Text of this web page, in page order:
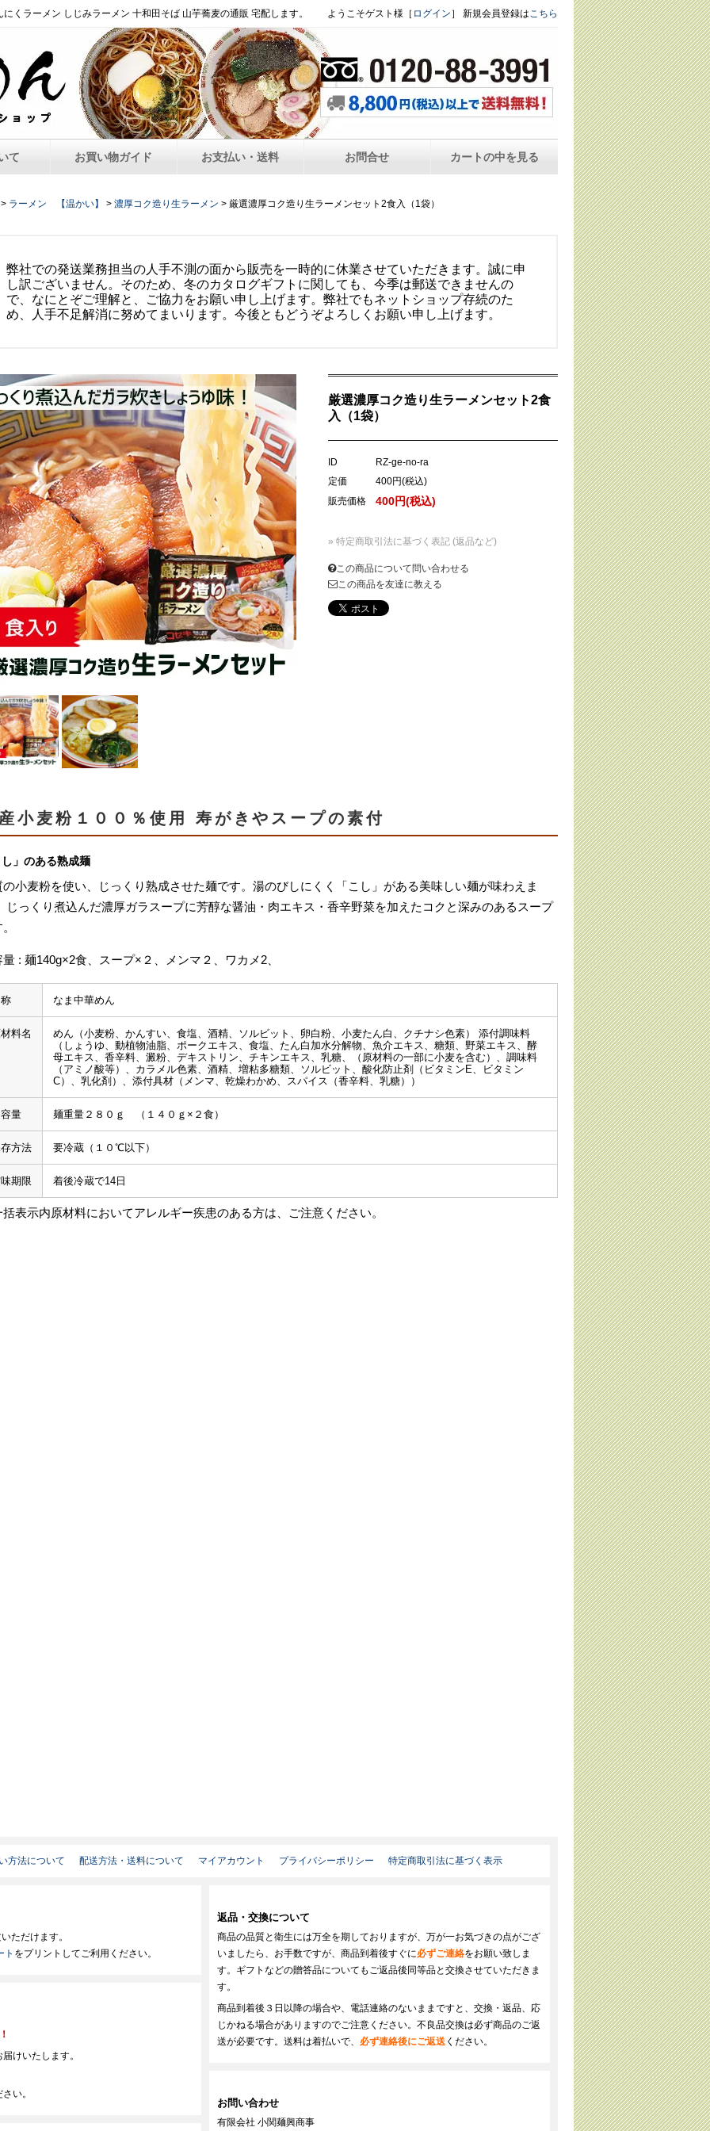
くラーメン しじみラーメン 十和田そば 山芋蕎麦の通販 宅配します。 ようこそゲスト様［ ログイン ］ 新規会員登録はこちら
て お買い物ガイド お支払い・送料 お問合せ カートの中を見る
ラーメン 【温かい】 > 濃厚コク造り生ラーメン > 厳選濃厚コク造り生ラーメンセット2食入（1袋）
弊社での発送業務担当の人手不測の面から販売を一時的に休業させていただきます。誠に申
し訳ございません。そのため、冬のカタログギフトに関しても、今季は郵送できませんの
で、なにとぞご理解と、ご協力をお願い申し上げます。弊社でもネットショップ存続のた
め、人手不足解消に努めてまいります。今後ともどうぞよろしくお願い申し上げます。
厳選濃厚コク造り生ラーメンセット2食
入（1袋）
ID
RZ-ge-no-ra
定価
400円(税込)
販売価格
400円(税込)
» 特定商取引法に基づく表記 (返品など)
この商品について問い合わせる
この商品を友達に教える
小麦粉１００％使用 寿がきやスープの素付
」のある熟成麺
の小麦粉を使い、じっくり熟成させた麺です。湯のびしにくく「こし」がある美味しい麺が味わえま
じっくり煮込んだ濃厚ガラスープに芳醇な醤油・肉エキス・香辛野菜を加えたコクと深みのあるスープ
量 : 麺140g×2食、スープ×２、メンマ２、ワカメ2、
なま中華めん
料名
めん（小麦粉、かんすい、食塩、酒精、ソルビット、卵白粉、小麦たん白、クチナシ色素） 添付調味料
（しょうゆ、動植物油脂、ポークエキス、食塩、たん白加水分解物、魚介エキス、糖類、野菜エキス、酵
母エキス、香辛料、澱粉、デキストリン、チキンエキス、乳糖、（原材料の一部に小麦を含む）、調味料
（アミノ酸等）、カラメル色素、酒精、増粘多糖類、ソルビット、酸化防止剤（ビタミンE、ビタミン
C）、乳化剤）、添付具材（メンマ、乾燥わかめ、スパイス（香辛料、乳糖））
量 麺重量２８０ｇ （１４０ｇ×２食）
方法 要冷蔵（１０℃以下）
期限 着後冷蔵で14日
表示内原材料においてアレルギー疾患のある方は、ご注意ください。
方法について 配送方法・送料について マイアカウント プライバシーポリシー 特定商取引法に基づく表示
ただけます。
ト をプリントしてご利用ください。
けいたします。
い。
返品・交換について
商品の品質と衛生には万全を期しておりますが、万が一お気づきの点がござ
いましたら、お手数ですが、商品到着後すぐに必ずご連絡をお願い致しま
す。ギフトなどの贈答品についてもご返品後同等品と交換させていただきま
す。
商品到着後３日以降の場合や、電話連絡のないままですと、交換・返品、応
じかねる場合がありますのでご注意ください。不良品交換は必ず商品のご返
送が必要です。送料は着払いで、 必ず連絡後にご返送 ください。
お問い合わせ
有限会社 小関麺興商事